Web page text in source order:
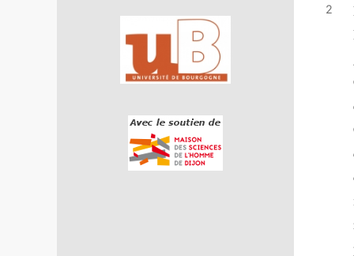
Affiliations/partenaires